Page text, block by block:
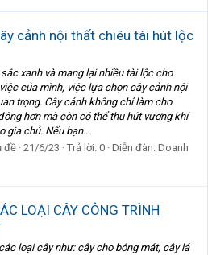
cảnh nội thất chiêu tài hút lộc
xanh và mang lại nhiều tài lộc cho
của mình, việc lựa chọn cây cảnh nội
trọng. Cây cảnh không chỉ làm cho
hơn mà còn có thể thu hút vượng khí
gia chủ. Nếu bạn...
đề 21/6/23 Trả lời: 0 Diễn đàn: Doanh
LOẠI CÂY CÔNG TRÌNH
loại cây như: cây cho bóng mát, cây lá